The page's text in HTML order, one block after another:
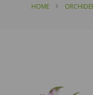
HOME